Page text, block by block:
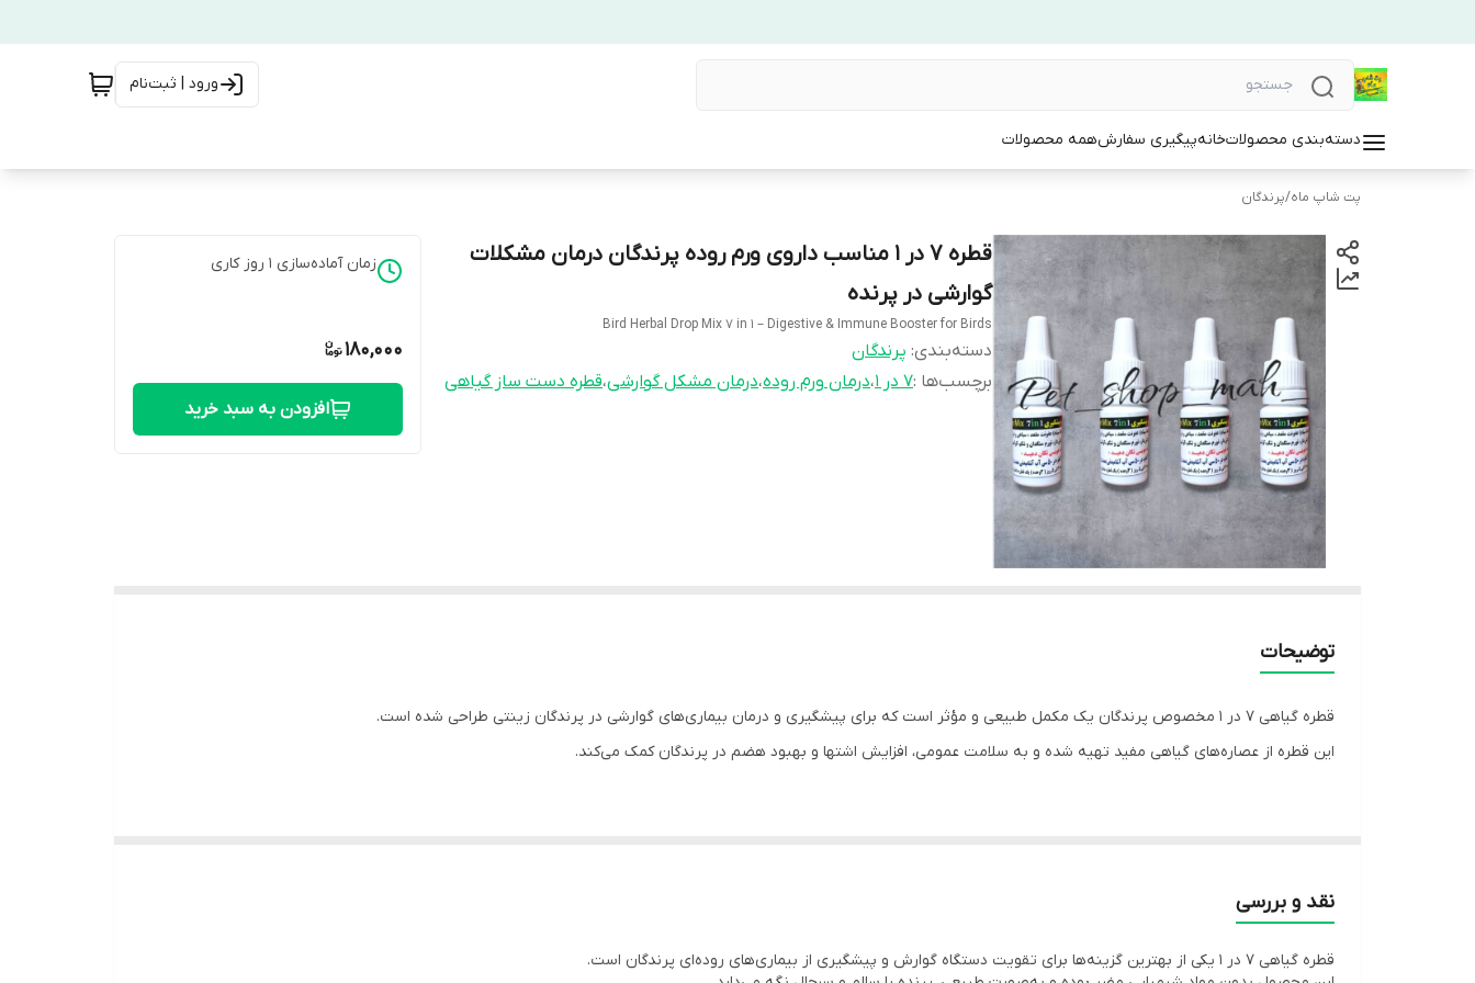
ورود | ثبت‌نام
دسته‌بندی محصولاتخانهپیگیری سفارشهمه محصولات
پت شاپ ماه/پرندگان
قطره 7 در 1 مناسب داروی ورم روده پرندگان درمان مشکلات
گوارشی در پرنده
Bird Herbal Drop Mix 7 in 1 – Digestive & Immune Booster for Birds
دسته‌بندی: پرندگان
برچسب‌ها :7 در 1 ،درمان ورم روده،درمان مشکل گوارشی،قطره دست ساز گیاهی
زمان آماده‌سازی 1 روز کاری
180,000
افزودن به سبد خرید
توضیحات
قطره گیاهی ۷ در ۱ مخصوص پرندگان یک مکمل طبیعی و مؤثر است که برای پیشگیری و درمان بیماری‌های گوارشی در پرندگان زینتی طراحی شده است.
این قطره از عصاره‌های گیاهی مفید تهیه شده و به سلامت عمومی، افزایش اشتها و بهبود هضم در پرندگان کمک می‌کند.
📘 توضیحات
نقد و بررسی
قطره گیاهی ۷ در ۱ یکی از بهترین گزینه‌ها برای تقویت دستگاه گوارش و پیشگیری از بیماری‌های روده‌ای پرندگان است.